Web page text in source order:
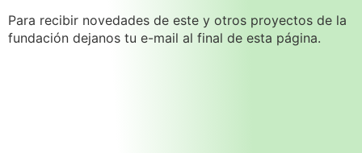
Para recibir novedades de este y otros proyectos de la
fundación dejanos tu e-mail al final de esta página.